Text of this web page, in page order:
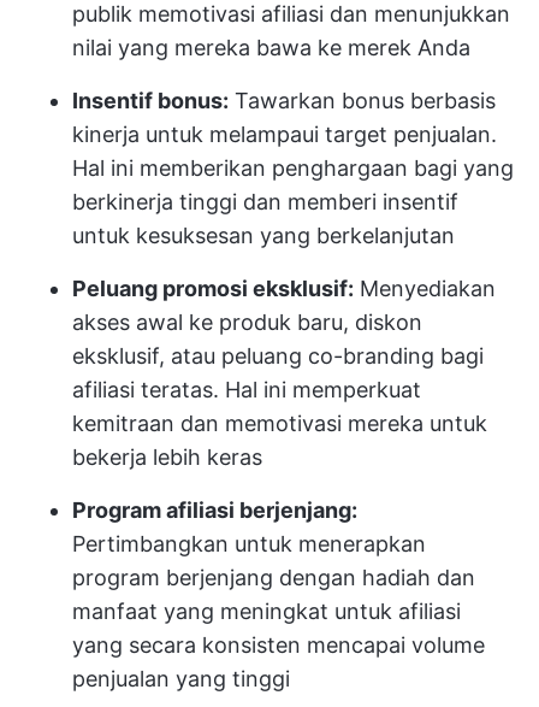
publik memotivasi afiliasi dan menunjukkan
nilai yang mereka bawa ke merek Anda
Insentif bonus: Tawarkan bonus berbasis
kinerja untuk melampaui target penjualan.
Hal ini memberikan penghargaan bagi yang
berkinerja tinggi dan memberi insentif
untuk kesuksesan yang berkelanjutan
Peluang promosi eksklusif: Menyediakan
akses awal ke produk baru, diskon
eksklusif, atau peluang co-branding bagi
afiliasi teratas. Hal ini memperkuat
kemitraan dan memotivasi mereka untuk
bekerja lebih keras
Program afiliasi berjenjang:
Pertimbangkan untuk menerapkan
program berjenjang dengan hadiah dan
manfaat yang meningkat untuk afiliasi
yang secara konsisten mencapai volume
penjualan yang tinggi